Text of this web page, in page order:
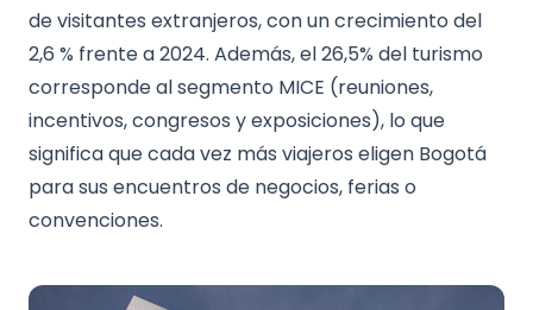
de visitantes extranjeros, con un crecimiento del
2,6 % frente a 2024. Además, el 26,5% del turismo
corresponde al segmento MICE (reuniones,
incentivos, congresos y exposiciones), lo que
significa que cada vez más viajeros eligen Bogotá
para sus encuentros de negocios, ferias o
convenciones.